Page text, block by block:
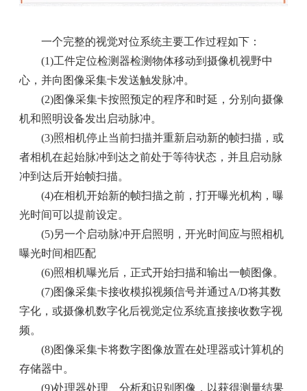
一个完整的视觉对位系统主要工作过程如下：
(1)工件定位检测器检测物体移动到摄像机视野中
心，并向图像采集卡发送触发脉冲。
(2)图像采集卡按照预定的程序和时延，分别向摄像
机和照明设备发出启动脉冲。
(3)照相机停止当前扫描并重新启动新的帧扫描，或
者相机在起始脉冲到达之前处于等待状态，并且启动脉
冲到达后开始帧扫描。
(4)在相机开始新的帧扫描之前，打开曝光机构，曝
光时间可以提前设定。
(5)另一个启动脉冲开启照明，开光时间应与照相机
曝光时间相匹配
(6)照相机曝光后，正式开始扫描和输出一帧图像。
(7)图像采集卡接收模拟视频信号并通过A/D将其数
字化，或摄像机数字化后视觉定位系统直接接收数字视
频。
(8)图像采集卡将数字图像放置在处理器或计算机的
存储器中。
(9)处理器处理、分析和识别图像，以获得测量结果